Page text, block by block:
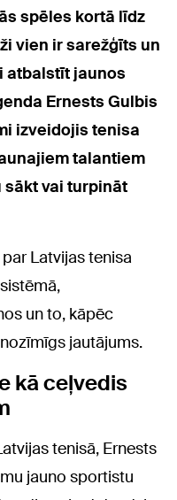
spēles kortā līdz
vien ir sarežģīts un
atbalstīt jaunos
Ernests Gulbis
izveidojis tenisa
talantiem
vai turpināt
Latvijas tenisa
un to, kāpēc
jautājums.
kā ceļvedis
tenisā, Ernests
jauno sportistu